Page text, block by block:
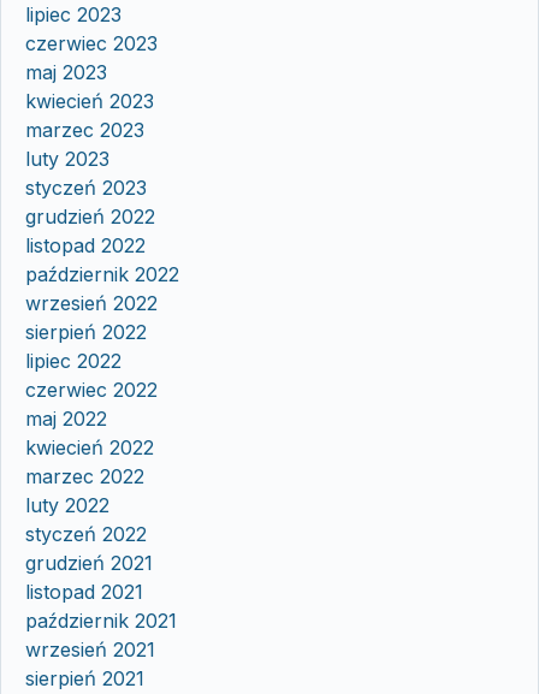
lipiec 2023
czerwiec 2023
maj 2023
kwiecień 2023
marzec 2023
luty 2023
styczeń 2023
grudzień 2022
listopad 2022
październik 2022
wrzesień 2022
sierpień 2022
lipiec 2022
czerwiec 2022
maj 2022
kwiecień 2022
marzec 2022
luty 2022
styczeń 2022
grudzień 2021
listopad 2021
październik 2021
wrzesień 2021
sierpień 2021